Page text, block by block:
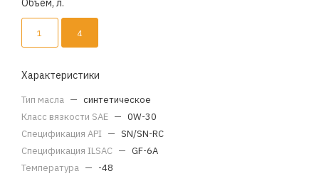
Объем, л.
1 4
Характеристики
Тип масла — синтетическое
Класс вязкости SAE — 0W-30
Спецификация API — SN/SN-RC
Спецификация ILSAC — GF-6A
Температура — -48